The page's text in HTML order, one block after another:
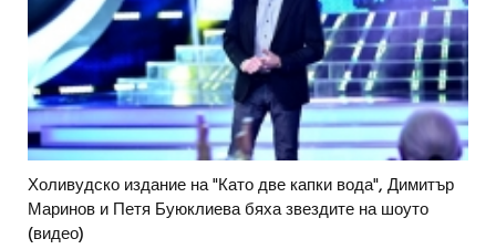
Холивудско издание на "Като две капки вода", Димитър
Маринов и Петя Буюклиева бяха звездите на шоуто
(видео)